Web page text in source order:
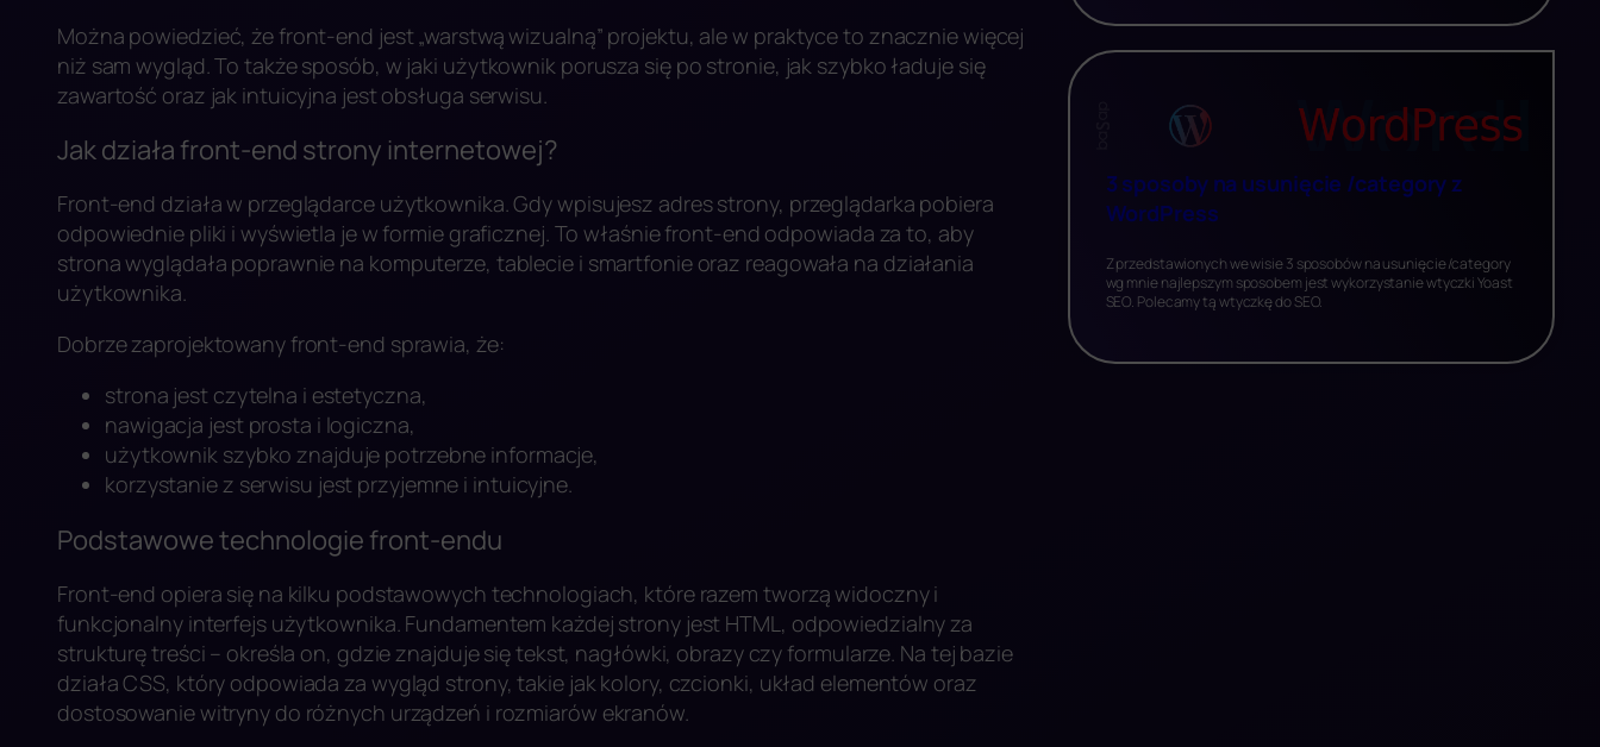
Można powiedzieć, że front-end jest „warstwą wizualną” projektu, ale w praktyce to znacznie więcej
niż sam wygląd. To także sposób, w jaki użytkownik porusza się po stronie, jak szybko ładuje się
zawartość oraz jak intuicyjna jest obsługa serwisu.
Jak działa front-end strony internetowej?
Front-end działa w przeglądarce użytkownika. Gdy wpisujesz adres strony, przeglądarka pobiera
odpowiednie pliki i wyświetla je w formie graficznej. To właśnie front-end odpowiada za to, aby
strona wyglądała poprawnie na komputerze, tablecie i smartfonie oraz reagowała na działania
użytkownika.
Dobrze zaprojektowany front-end sprawia, że:
strona jest czytelna i estetyczna,
nawigacja jest prosta i logiczna,
użytkownik szybko znajduje potrzebne informacje,
korzystanie z serwisu jest przyjemne i intuicyjne.
Podstawowe technologie front-endu
Front-end opiera się na kilku podstawowych technologiach, które razem tworzą widoczny i
funkcjonalny interfejs użytkownika. Fundamentem każdej strony jest HTML, odpowiedzialny za
strukturę treści – określa on, gdzie znajduje się tekst, nagłówki, obrazy czy formularze. Na tej bazie
działa CSS, który odpowiada za wygląd strony, takie jak kolory, czcionki, układ elementów oraz
dostosowanie witryny do różnych urządzeń i rozmiarów ekranów.
3 sposoby na usunięcie /category z
WordPress
Z przedstawionych we wisie 3 sposobów na usunięcie /category
wg mnie najlepszym sposobem jest wykorzystanie wtyczki Yoast
SEO. Polecamy tą wtyczkę do SEO.